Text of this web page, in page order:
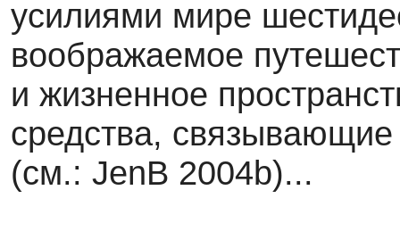
усилиями мире
воображаемое
и жизнен­ное
средства,
(см.: JenB 2004b)...